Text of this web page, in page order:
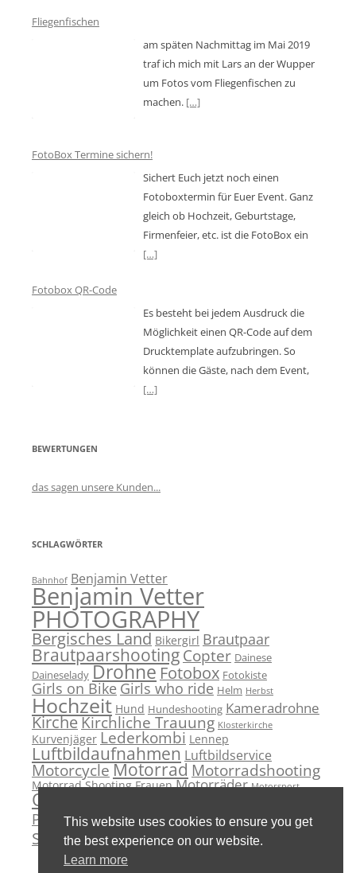
Fliegenfischen
am späten Nachmittag im Mai 2019
traf ich mich mit Lars an der Wupper
um Fotos vom Fliegenfischen zu
machen. […]
FotoBox Termine sichern!
Sichert Euch jetzt noch einen
Fotoboxtermin für Euer Event. Ganz
gleich ob Hochzeit, Geburtstage,
Firmenfeier, etc. ist die FotoBox ein
[…]
Fotobox QR-Code
Es besteht bei jedem Ausdruck die
Möglichkeit einen QR-Code auf dem
Drucktemplate aufzubringen. So
können die Gäste, nach dem Event,
[…]
BEWERTUNGEN
das sagen unsere Kunden...
SCHLAGWÖRTER
Bahnhof Benjamin Vetter
Benjamin Vetter
PHOTOGRAPHY
Bergisches Land Bikergirl Brautpaar
BrautpaarshootingCopter Dainese
Daineselady Drohne Fotobox Fotokiste
Girls on BikeGirls who ride Helm Herbst
Hochzeit Hund Hundeshooting Kameradrohne
KircheKirchliche Trauung Klosterkirche
Kurvenjäger Lederkombi Lennep
Luftbildaufnahmen Luftbildservice
MotorcycleMotorrad Motorradshooting
Motorrad Shooting Frauen Motorräder Motorsport
Outdoor
Portrait Remscheid Sportbike Standesamt
Studio Superbike Wedding
This website uses cookies to ensure you get
the best experience on our website.
Learn more